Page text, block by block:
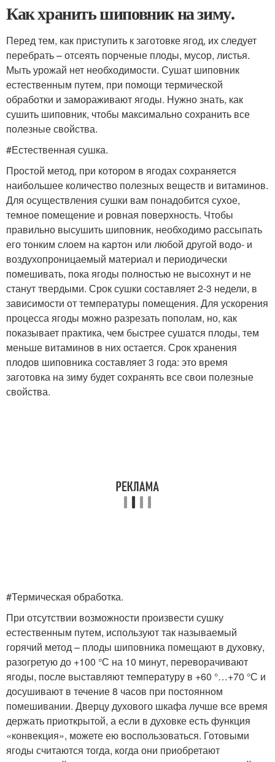
Как хранить шиповник на зиму.
Перед тем, как приступить к заготовке ягод, их следует
перебрать – отсеять порченые плоды, мусор, листья.
Мыть урожай нет необходимости. Сушат шиповник
естественным путем, при помощи термической
обработки и замораживают ягоды. Нужно знать, как
сушить шиповник, чтобы максимально сохранить все
полезные свойства.
#Естественная сушка.
Простой метод, при котором в ягодах сохраняется
наибольшее количество полезных веществ и витаминов.
Для осуществления сушки вам понадобится сухое,
темное помещение и ровная поверхность. Чтобы
правильно высушить шиповник, необходимо рассыпать
его тонким слоем на картон или любой другой водо- и
воздухопроницаемый материал и периодически
помешивать, пока ягоды полностью не высохнут и не
станут твердыми. Срок сушки составляет 2-3 недели, в
зависимости от температуры помещения. Для ускорения
процесса ягоды можно разрезать пополам, но, как
показывает практика, чем быстрее сушатся плоды, тем
меньше витаминов в них остается. Срок хранения
плодов шиповника составляет 3 года: это время
заготовка на зиму будет сохранять все свои полезные
свойства.
#Термическая обработка.
При отсутствии возможности произвести сушку
естественным путем, используют так называемый
горячий метод – плоды шиповника помещают в духовку,
разогретую до +100 °С на 10 минут, переворачивают
ягоды, после выставляют температуру в +60 °…+70 °С и
досушивают в течение 8 часов при постоянном
помешивании. Дверцу духового шкафа лучше все время
держать приоткрытой, а если в духовке есть функция
«конвекция», можете ею воспользоваться. Готовыми
ягоды считаются тогда, когда они приобретают